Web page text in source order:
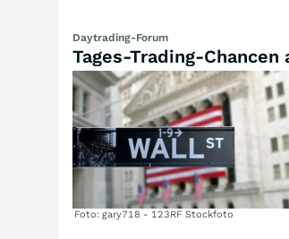
Daytrading-Forum
Tages-Trading-Chancen
Foto: gary718 - 123RF Stockfoto